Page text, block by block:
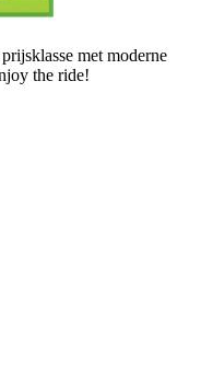
met moderne
the ride!